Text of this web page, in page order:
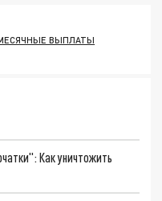
ВЫПЛАТЫ
Как уничтожить